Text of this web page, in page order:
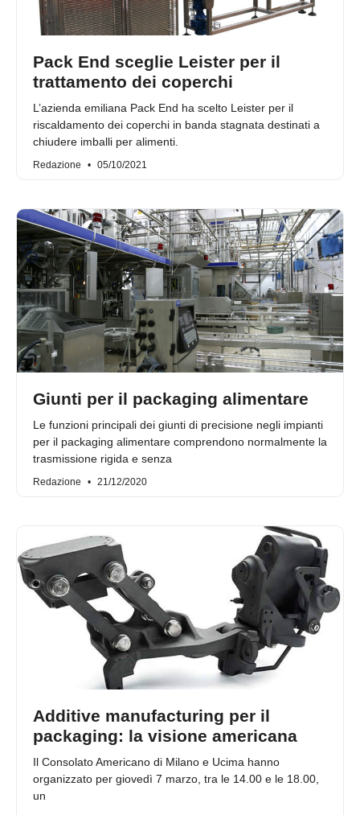
Pack End sceglie Leister per il
trattamento dei coperchi
L’azienda emiliana Pack End ha scelto Leister per il
riscaldamento dei coperchi in banda stagnata destinati a
chiudere imballi per alimenti.
Redazione 05/10/2021
Giunti per il packaging alimentare
Le funzioni principali dei giunti di precisione negli impianti
per il packaging alimentare comprendono normalmente la
trasmissione rigida e senza
Redazione 21/12/2020
Additive manufacturing per il
packaging: la visione americana
Il Consolato Americano di Milano e Ucima hanno
organizzato per giovedì 7 marzo, tra le 14.00 e le 18.00,
un